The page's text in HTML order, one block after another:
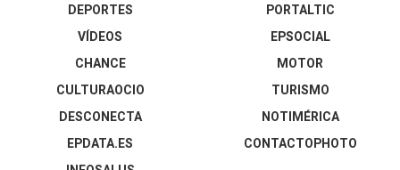
DEPORTES
VÍDEOS
PORTALTIC
EPSOCIAL
CHANCE
CULTURAOCIO
DESCONECTA
EPDATA.ES
MOTOR
TURISMO
NOTIMÉRICA
CONTACTOPHOTO